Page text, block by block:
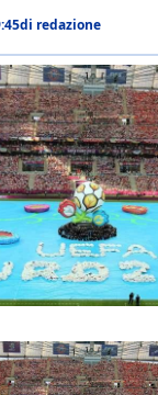
di redazione